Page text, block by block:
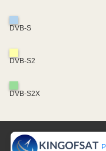
DVB-S
DVB-S2
DVB-S2X